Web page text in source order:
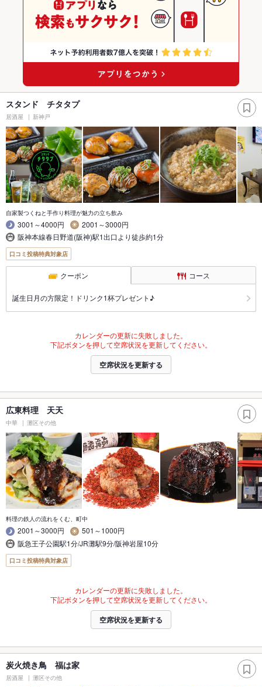
スタンド チタタプ
居酒屋 新神戸
自家製つくねと手作り料理が魅力の立ち飲み
3001～4000円
2001～3000円
阪神本線春日野道(阪神)駅1出口より徒歩約1分
口コミ投稿特典対象店
クーポン コース
誕生日月の方限定！ドリンク1杯プレゼント♪
カレンダーの更新に失敗しました。
下記ボタンを押して空席状況を更新してください。
空席状況を更新する
広東料理 天天
中華 灘区その他
料理の鉄人の流れをくむ、町中
2001～3000円
501～1000円
阪急王子公園駅1分/JR灘駅9分/阪神岩屋10分
口コミ投稿特典対象店
カレンダーの更新に失敗しました。
下記ボタンを押して空席状況を更新してください。
空席状況を更新する
炭火焼き鳥 福は家
居酒屋 灘区その他